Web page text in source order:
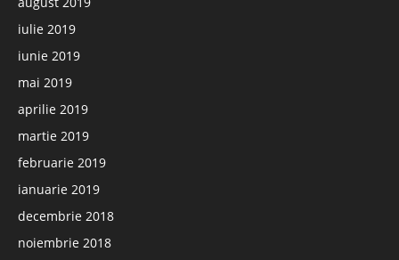
iulie 2019
iunie 2019
mai 2019
aprilie 2019
martie 2019
februarie 2019
ianuarie 2019
decembrie 2018
noiembrie 2018